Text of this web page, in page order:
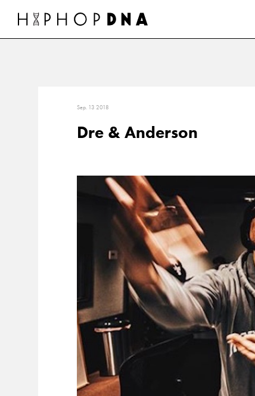
Sep. 13 2018
Dre & Anderson